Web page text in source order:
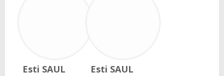
Esti SAUL Esti SAUL